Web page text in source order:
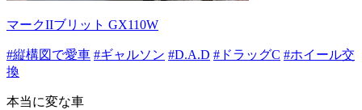
マークIIブリット GX110W
#縦構図で愛車 #ギャルソン #D.A.D #ドラッグC #ホイール交
換
本当に変な車